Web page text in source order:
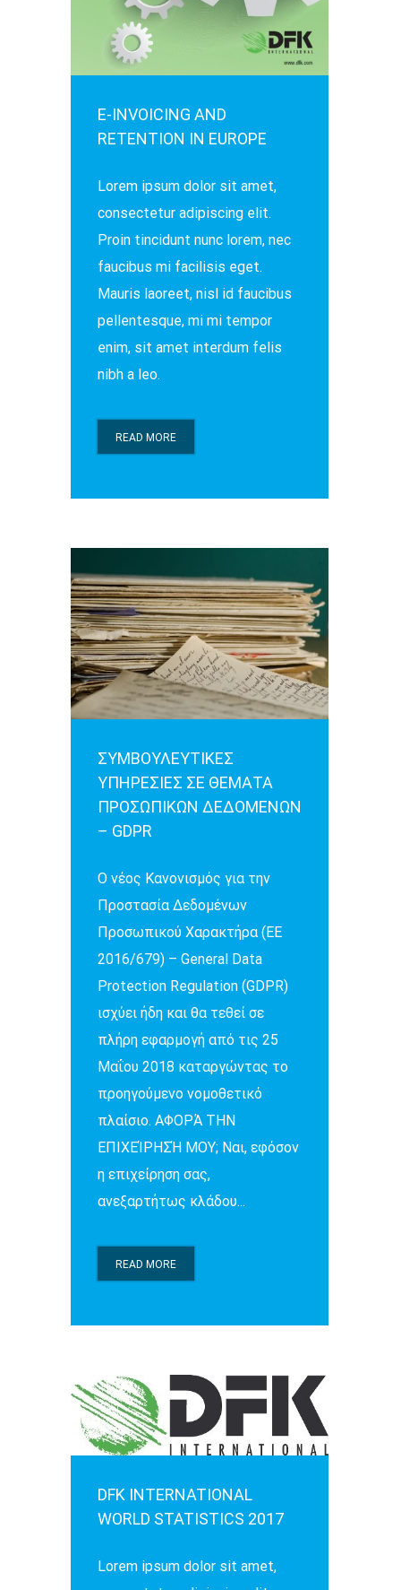
E-INVOICING AND
RETENTION IN EUROPE
Lorem ipsum dolor sit amet,
consectetur adipiscing elit.
Proin tincidunt nunc lorem, nec
faucibus mi facilisis eget.
Mauris laoreet, nisl id faucibus
pellentesque, mi mi tempor
enim, sit amet interdum felis
nibh a leo.
READ MORE
ΣΥΜΒΟΥΛΕΥΤΙΚΕΣ
ΥΠΗΡΕΣΙΕΣ ΣΕ ΘΕΜΑΤΑ
ΠΡΟΣΩΠΙΚΩΝ ΔΕΔΟΜΕΝΩΝ
– GDPR
Ο νέος Κανονισμός για την
Προστασία Δεδομένων
Προσωπικού Χαρακτήρα (ΕΕ
2016/679) – General Data
Protection Regulation (GDPR)
ισχύει ήδη και θα τεθεί σε
πλήρη εφαρμογή από τις 25
Μαΐου 2018 καταργώντας το
προηγούμενο νομοθετικό
πλαίσιο. ΑΦΟΡΆ ΤΗΝ
ΕΠΙΧΕΊΡΗΣΉ ΜΟΥ; Ναι, εφόσον
η επιχείρηση σας,
ανεξαρτήτως κλάδου...
READ MORE
DFK INTERNATIONAL
WORLD STATISTICS 2017
Lorem ipsum dolor sit amet,